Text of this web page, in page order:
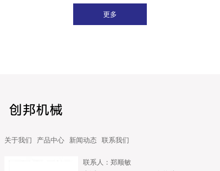
更多
关于我们 产品中心 新闻动态 联系我们
联系人：郑顺敏